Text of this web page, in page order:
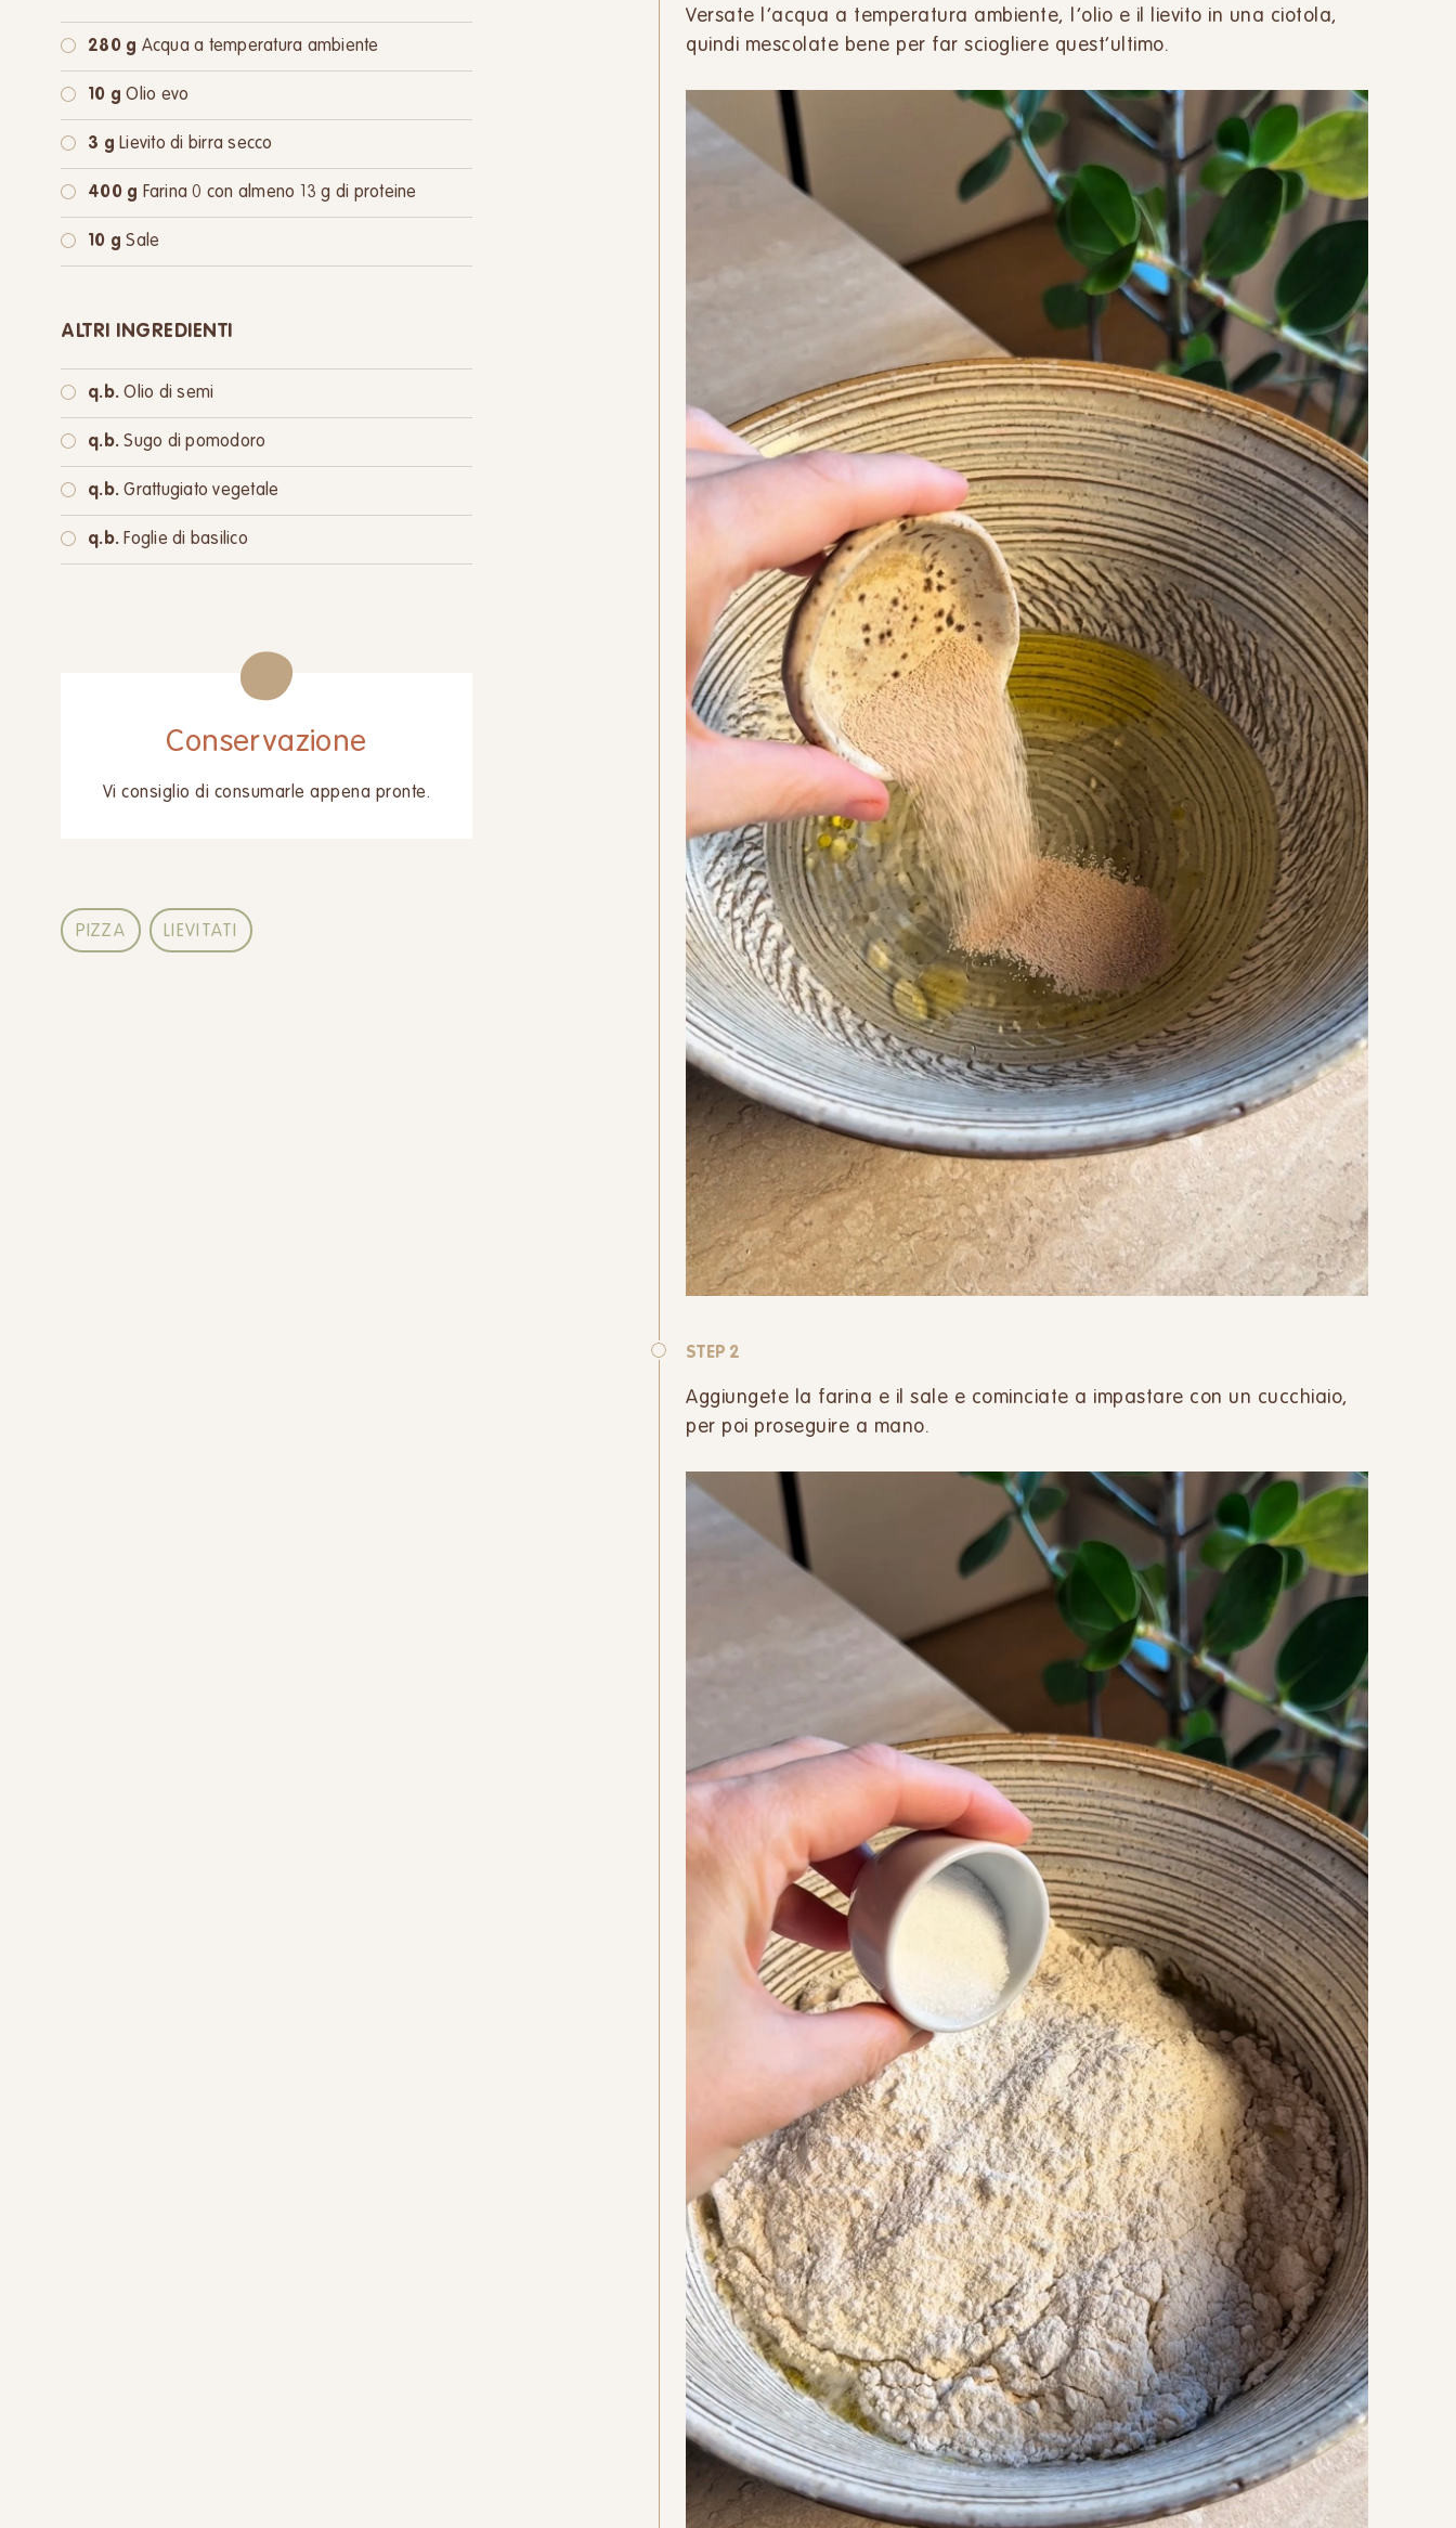
280 g Acqua a temperatura ambiente
10 g Olio evo
3 g Lievito di birra secco
400 g Farina 0 con almeno 13 g di proteine
10 g Sale
ALTRI INGREDIENTI
q.b. Olio di semi
q.b. Sugo di pomodoro
q.b. Grattugiato vegetale
q.b. Foglie di basilico
Conservazione
Vi consiglio di consumarle appena pronte.
PIZZA LIEVITATI
Versate l’acqua a temperatura ambiente, l’olio e il lievito in una ciotola,
quindi mescolate bene per far sciogliere quest’ultimo.
STEP 2
Aggiungete la farina e il sale e cominciate a impastare con un cucchiaio,
per poi proseguire a mano.